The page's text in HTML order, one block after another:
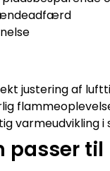
justering af
varmeudvikling i
passer til